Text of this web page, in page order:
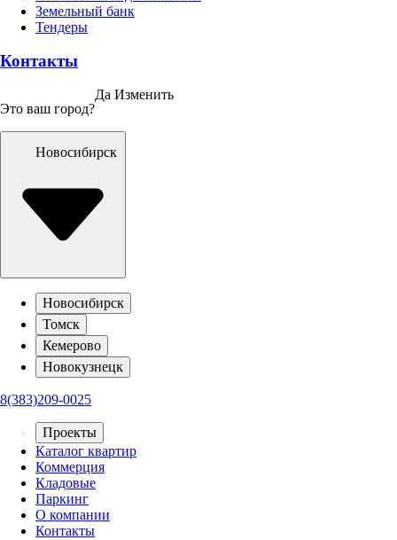
Земельный банк
Тендеры
Контакты
Это ваш город?
Да Изменить
Новосибирск
Новосибирск
Томск
Кемерово
Новокузнецк
8(383)209-0025
Проекты
Каталог квартир
Коммерция
Кладовые
Паркинг
О компании
Контакты